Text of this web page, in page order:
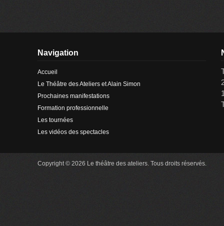
Navigation
Accueil
Le Théâtre des Ateliers et Alain Simon
Prochaines manifestations
Formation professionnelle
Les tournées
Les vidéos des spectacles
Copyright © 2026 Le théâtre des ateliers. Tous droits réservés.